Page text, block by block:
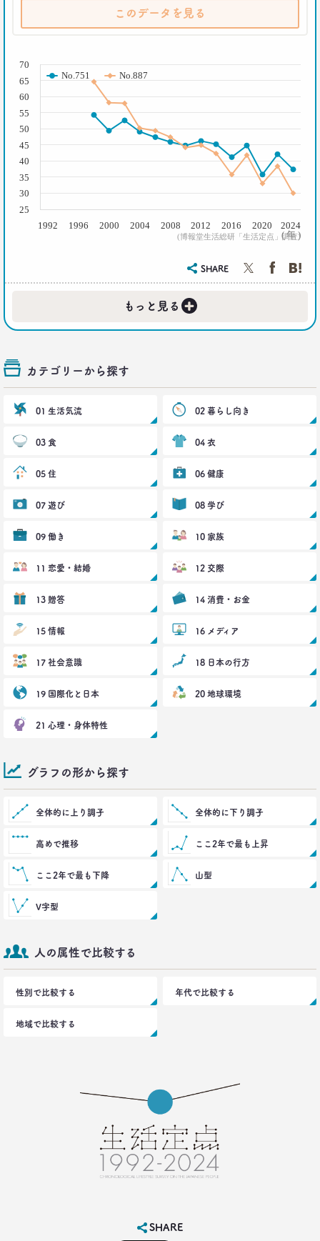
一覧を見る
このデータを見る
( 年 )
(博報堂生活総研「生活定点」調査)
No.751 No.887
1992 1996 2000 2004 2008 2012 2016 2020 2024
40
50
25
30
35
45
55
60
65
70
SHARE
もっと見る +
カテゴリーから探す
01 生活気流 02 暮らし向き
03 食 04 衣
05 住 06 健康
07 遊び 08 学び
09 働き 10 家族
11 恋愛・結婚 12 交際
13 贈答 14 消費・お金
15 情報 16 メディア
17 社会意識 18 日本の行方
19 国際化と日本 20 地球環境
21 心理・身体特性
グラフの形から探す
全体的に上り調子 全体的に下り調子
高めで推移 ここ2年で最も上昇
ここ2年で最も下降 山型
V字型
人の属性で比較する
性別で比較する 年代で比較する
地域で比較する
SHARE